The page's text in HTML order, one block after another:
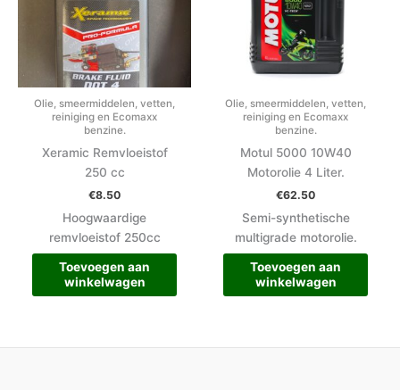
Olie, smeermiddelen, vetten,
reiniging en Ecomaxx
benzine.
Xeramic Remvloeistof
250 cc
€8.50
Hoogwaardige
remvloeistof 250cc
Toevoegen aan
winkelwagen
Olie, smeermiddelen, vetten,
reiniging en Ecomaxx
benzine.
Motul 5000 10W40
Motorolie 4 Liter.
€62.50
Semi-synthetische
multigrade motorolie.
Toevoegen aan
winkelwagen